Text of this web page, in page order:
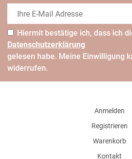
Hiermit bestätige ich, dass ich
Daten­schutz­erklärung
gelesen habe. Meine Einwilligung
widerrufen.
Anmelden
Registrieren
Warenkorb
Kontakt